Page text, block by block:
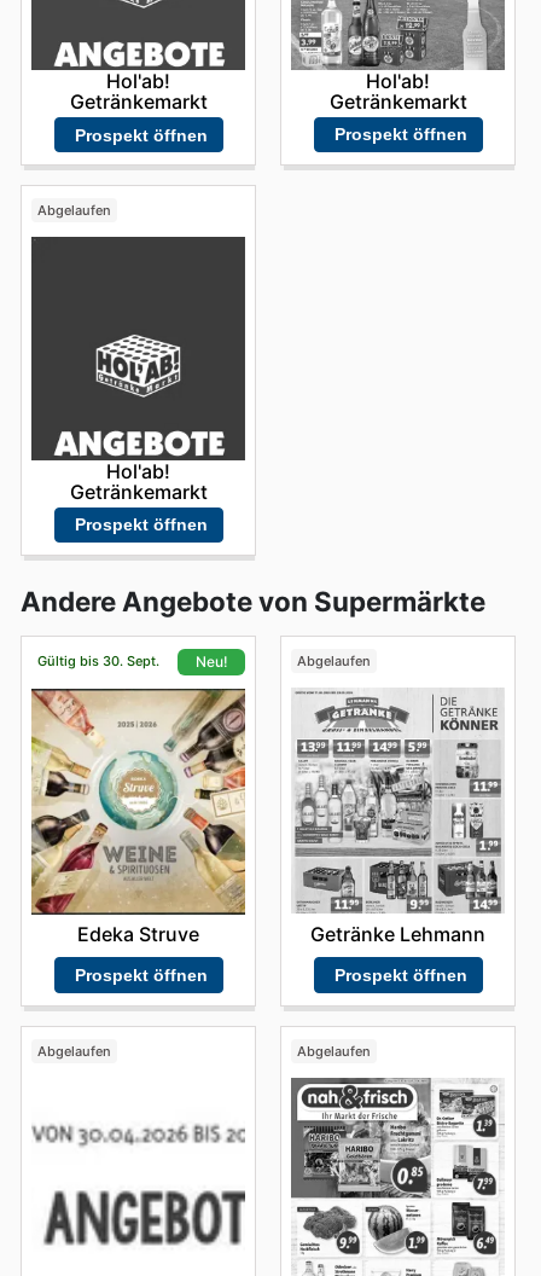
Hol'ab!
Getränkemarkt
Prospekt öffnen
Hol'ab!
Getränkemarkt
Prospekt öffnen
Abgelaufen
Hol'ab!
Getränkemarkt
Prospekt öffnen
Andere Angebote von Supermärkte
Gültig bis 30. Sept. Neu!
Edeka Struve
Prospekt öffnen
Abgelaufen
Getränke Lehmann
Prospekt öffnen
Abgelaufen Abgelaufen